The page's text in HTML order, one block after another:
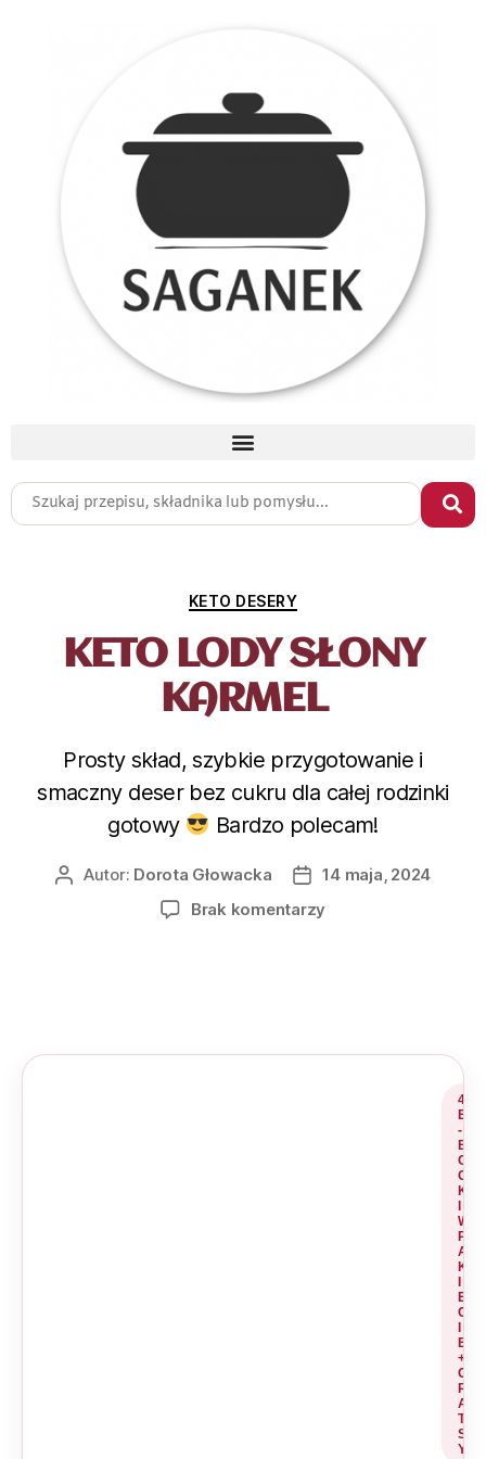
KETO DESERY
KETO LODY SŁONY
KARMEL
Prosty skład, szybkie przygotowanie i
smaczny deser bez cukru dla całej rodzinki
gotowy
Bardzo polecam!
Autor: Dorota Głowacka
14 maja, 2024
Brak komentarzy
4
E
-
B
O
O
K
W
P
A
K
E
C
E
+
G
R
A
TI
S
Y